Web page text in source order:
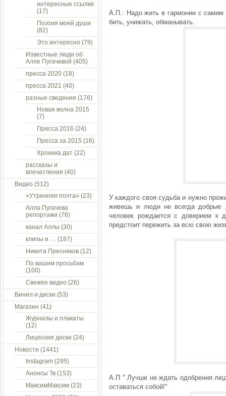
А.П.: Надо жить в гармонии с самим
бить, унижать, обманывать.
У каждого своя судьба и нужно
живешь и люди не всегда добрые
человек рождается с доверием к
предстоит пережить за всю свою
А.П " Лучше не ждать одобрения
оставаться собой!"
интересные ссылки
(17)
Поэзия моей души
(82)
Это интересно (79)
Известные люди об
Алле Пугачевой (405)
пресса 2020 (18)
пресса 2021 (40)
разные сведения (176)
Новая волна 2015
(7)
Пресса 2016 (24)
Пресса за 2015 (16)
Хроника дат (22)
рассказы и
впечатления (40)
Видео (512)
»Утренняя почта» (23)
Алла Пугачева
репортажи (76)
канал Аллы (30)
клипы и … (187)
Никита Пресняков (12)
По вашим просьбам
(100)
Свежее видео (26)
Винил и диски (53)
Магазин (41)
Журналы и плакаты
(12)
Лицензия диски (24)
Новости (1441)
Instagram (295)
Анонсы Тв (153)
МаксимМаксим (23)